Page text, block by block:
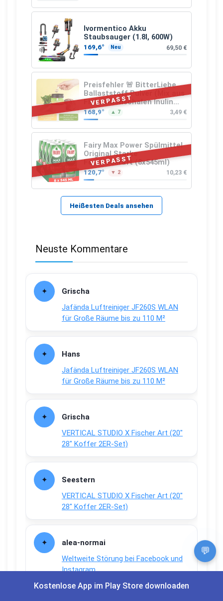
Ivormentico Akku
Staubsauger (1.8l, 600W)
169,6° Neu 69,50 €
VERPASST
Preisfehler 🚨 BitterLiebe
Ballaststoff Pulver (Mix aus
Flohsamenschalen Inulin
(Präbiotika) Leinsamen &
Apfelfaser)
168,9° ▲ 7 3,49 €
VERPASST
Fairy Max Power Spülmittel
Original Starke
Fettlösekraft (8x545ml)
120,7° ▼ 2 10,23 €
Heißesten Deals ansehen
Neuste Kommentare
Grischa
Jafända Luftreiniger JF260S WLAN
für Große Räume bis zu 110 M²
Hans
Jafända Luftreiniger JF260S WLAN
für Große Räume bis zu 110 M²
Grischa
VERTICAL STUDIO X Fischer Art (20″
28″ Koffer 2ER-Set)
Seestern
VERTICAL STUDIO X Fischer Art (20″
28″ Koffer 2ER-Set)
alea-normai
Weltweite Störung bei Facebook und
Instagram
💬
Kostenlose App im Play Store downloaden